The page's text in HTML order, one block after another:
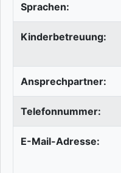
Sprachen:
Kinderbetreuung:
Ansprechpartner:
Telefonnummer:
E-Mail-Adresse: